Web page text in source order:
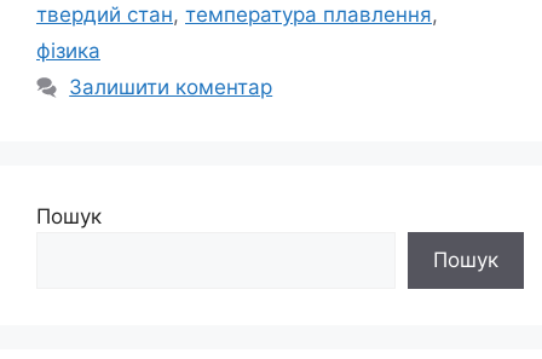
твердий стан, температура плавлення,
фізика
Залишити коментар
Пошук
Пошук